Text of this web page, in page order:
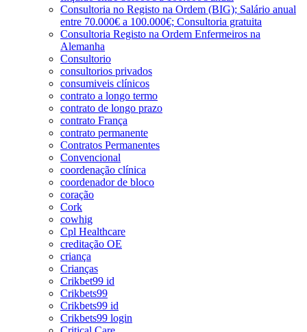
Consultoria no Registo na Ordem (BIG); Salário anual
entre 70.000€ a 100.000€; Consultoria gratuita
Consultoria Registo na Ordem Enfermeiros na
Alemanha
Consultorio
consultorios privados
consumiveis clínicos
contrato a longo termo
contrato de longo prazo
contrato França
contrato permanente
Contratos Permanentes
Convencional
coordenação clínica
coordenador de bloco
coração
Cork
cowhig
Cpl Healthcare
creditação OE
criança
Crianças
Crikbet99 id
Crikbets99
Crikbets99 id
Crikbets99 login